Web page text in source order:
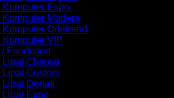
Komputer Expo
Komputer Modera
Komputer Orbitrend
Komputer VIP
Foodcourt
Lipat Chitose
Lipat Custom
Lipat Donati
Lipat Expo